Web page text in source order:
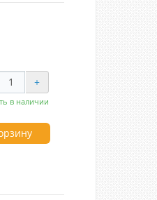
+
в наличии